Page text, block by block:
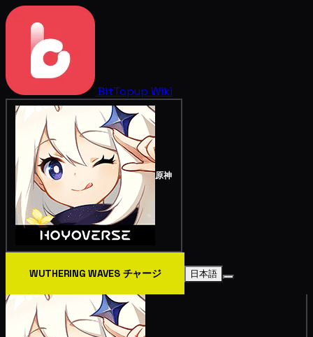
BitTopup Wiki
原神
WUTHERING WAVES チャージ 日本語